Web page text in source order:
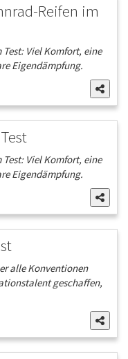
Reifen im
Test: Viel Komfort, eine
Eigendämpfung.
Test: Viel Komfort, eine
Eigendämpfung.
alle Konventionen
geschaffen,